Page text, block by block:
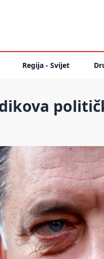
Regija - Svijet